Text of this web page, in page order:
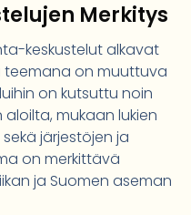
Merkitys
keskustelut alkavat
on muuttuva
on kutsuttu noin
aloilta, mukaan lukien
järjestöjen ja
on merkittävä
ja Suomen aseman